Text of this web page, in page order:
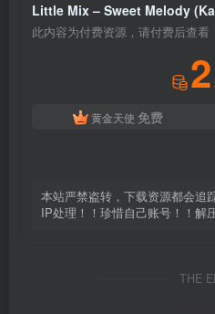
此内容为付费资源，请付费后查看
2
黄金天使 免费
本站严禁盗转，下载资源都会追
IP处理！！珍惜自己账号！！解
THE